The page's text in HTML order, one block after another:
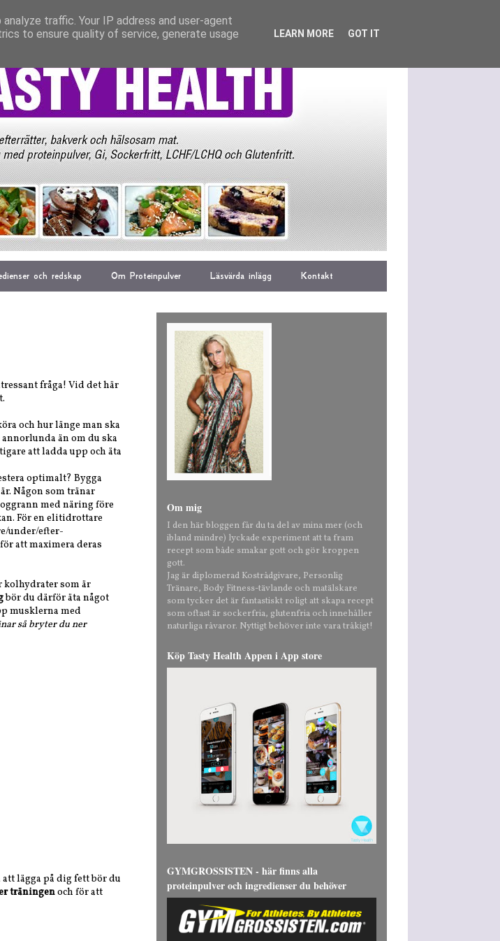
och redskap Om Proteinpulver Läsvärda inlägg Kontakt
fråga! Vid det här
och hur länge man ska
än om du ska
att ladda upp och äta
optimalt? Bygga
Någon som tränar
med näring före
För en elitidrottare
under/efter-
att maximera deras
kolhydrater som är
bör du därför äta något
musklerna med
så bryter du ner
lägga på dig fett bör du
träningenoch för att
Om mig
I den här bloggen får du ta del av mina mer (och
ibland mindre) lyckade experiment att ta fram
recept som både smakar gott och gör kroppen
gott.
Jag är diplomerad Kostrådgivare, Personlig
Tränare, Body Fitness-tävlande och matälskare
som tycker det är fantastiskt roligt att skapa recept
som oftast är sockerfria, glutenfria och innehåller
naturliga råvaror. Nyttigt behöver inte vara tråkigt!
Köp Tasty Health Appen i App store
GYMGROSSISTEN - här finns alla
proteinpulver och ingredienser du behöver
traffic. Your IP address and user-agent
to ensure quality of service, generate usage
LEARN MORE GOT IT